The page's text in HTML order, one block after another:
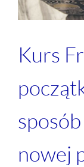
Kurs
nowej